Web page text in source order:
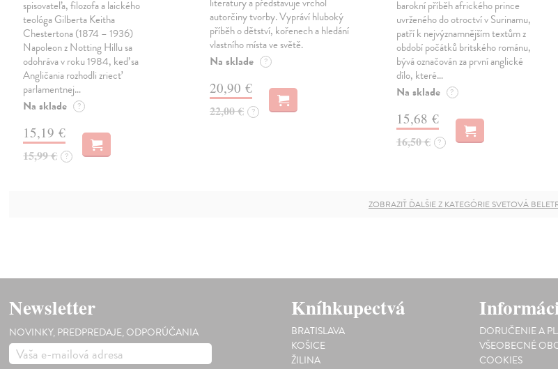
spisovateľa, filozofa a laického
teológa Gilberta Keitha
Chestertona (1874 – 1936)
Napoleon z Notting Hillu sa
odohráva v roku 1984, keď sa
Angličania rozhodli zriecť
parlamentnej…
Na sklade ?
15,19 €
15,99 € ?
autorčiny tvorby. Vypráví hluboký
příběh o dětství, kořenech a hledání
vlastního místa ve světě.
Na sklade ?
20,90 €
22,00 € ?
barokní příběh afrického prince
uvrženého do otroctví v Surinamu,
patří k nejvýznamnějším textům z
období počátků britského románu,
bývá označován za první anglické
dílo, které…
Na sklade ?
15,68 €
16,50 € ?
ZOBRAZIŤ ĎALŠIE Z KATEGÓRIE SVETOVÁ
Newsletter
NOVINKY, PREDPREDAJE, ODPORÚČANIA
Kníhkupectvá
BRATISLAVA
KOŠICE
ŽILINA
DORUČENIE A
VŠEOBECNÉ
COOKIES